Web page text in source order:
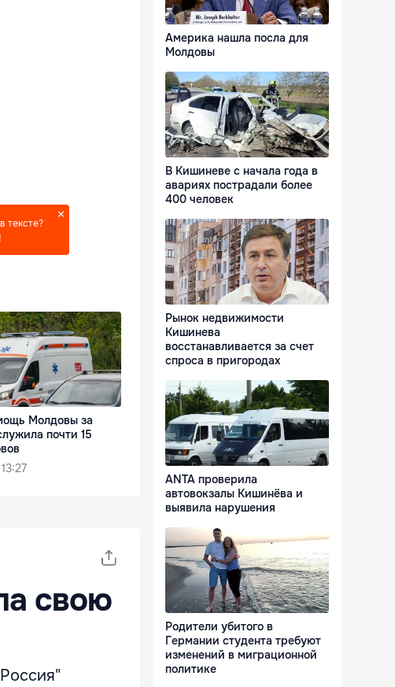
тексте?
Молдовы за
почти 15
свою
Америка нашла посла для
Молдовы
В Кишиневе с начала года в
авариях пострадали более
400 человек
Рынок недвижимости
Кишинева
восстанавливается за счет
спроса в пригородах
ANTA проверила
автовокзалы Кишинёва и
выявила нарушения
Родители убитого в
Германии студента требуют
изменений в миграционной
политике